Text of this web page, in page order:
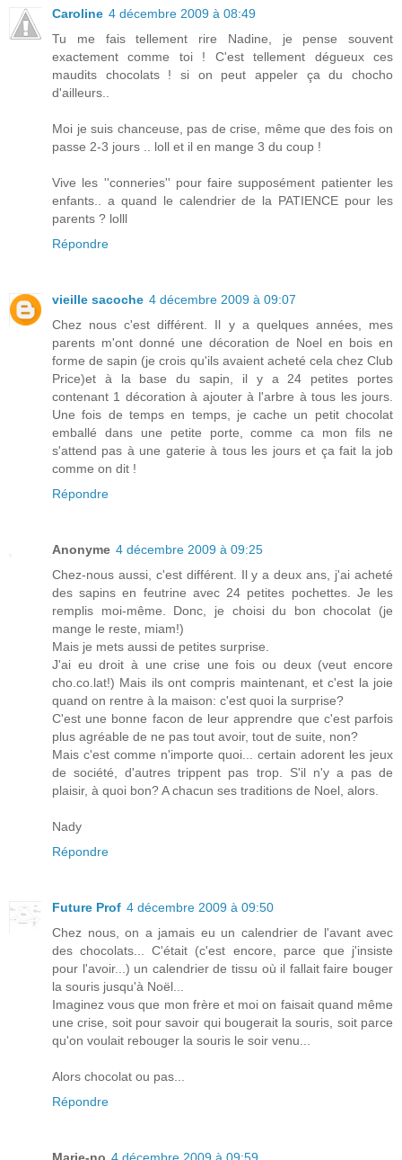
Caroline 4 décembre 2009 à 08:49
Tu me fais tellement rire Nadine, je pense souvent
exactement comme toi ! C'est tellement dégueux ces
maudits chocolats ! si on peut appeler ça du chocho
d'ailleurs..
Moi je suis chanceuse, pas de crise, même que des fois on
passe 2-3 jours .. loll et il en mange 3 du coup !
Vive les ''conneries'' pour faire supposément patienter les
enfants.. a quand le calendrier de la PATIENCE pour les
parents ? lolll
Répondre
vieille sacoche 4 décembre 2009 à 09:07
Chez nous c'est différent. Il y a quelques années, mes
parents m'ont donné une décoration de Noel en bois en
forme de sapin (je crois qu'ils avaient acheté cela chez Club
Price)et à la base du sapin, il y a 24 petites portes
contenant 1 décoration à ajouter à l'arbre à tous les jours.
Une fois de temps en temps, je cache un petit chocolat
emballé dans une petite porte, comme ca mon fils ne
s'attend pas à une gaterie à tous les jours et ça fait la job
comme on dit !
Répondre
Anonyme 4 décembre 2009 à 09:25
Chez-nous aussi, c'est différent. Il y a deux ans, j'ai acheté
des sapins en feutrine avec 24 petites pochettes. Je les
remplis moi-même. Donc, je choisi du bon chocolat (je
mange le reste, miam!)
Mais je mets aussi de petites surprise.
J'ai eu droit à une crise une fois ou deux (veut encore
cho.co.lat!) Mais ils ont compris maintenant, et c'est la joie
quand on rentre à la maison: c'est quoi la surprise?
C'est une bonne facon de leur apprendre que c'est parfois
plus agréable de ne pas tout avoir, tout de suite, non?
Mais c'est comme n'importe quoi... certain adorent les jeux
de société, d'autres trippent pas trop. S'il n'y a pas de
plaisir, à quoi bon? A chacun ses traditions de Noel, alors.
Nady
Répondre
Future Prof 4 décembre 2009 à 09:50
Chez nous, on a jamais eu un calendrier de l'avant avec
des chocolats... C'était (c'est encore, parce que j'insiste
pour l'avoir...) un calendrier de tissu où il fallait faire bouger
la souris jusqu'à Noël...
Imaginez vous que mon frère et moi on faisait quand même
une crise, soit pour savoir qui bougerait la souris, soit parce
qu'on voulait rebouger la souris le soir venu...
Alors chocolat ou pas...
Répondre